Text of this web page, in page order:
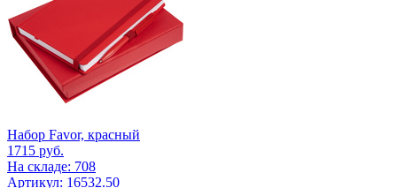
Набор Favor, красный
1715 руб.
На складе: 708
Артикул: 16532.50